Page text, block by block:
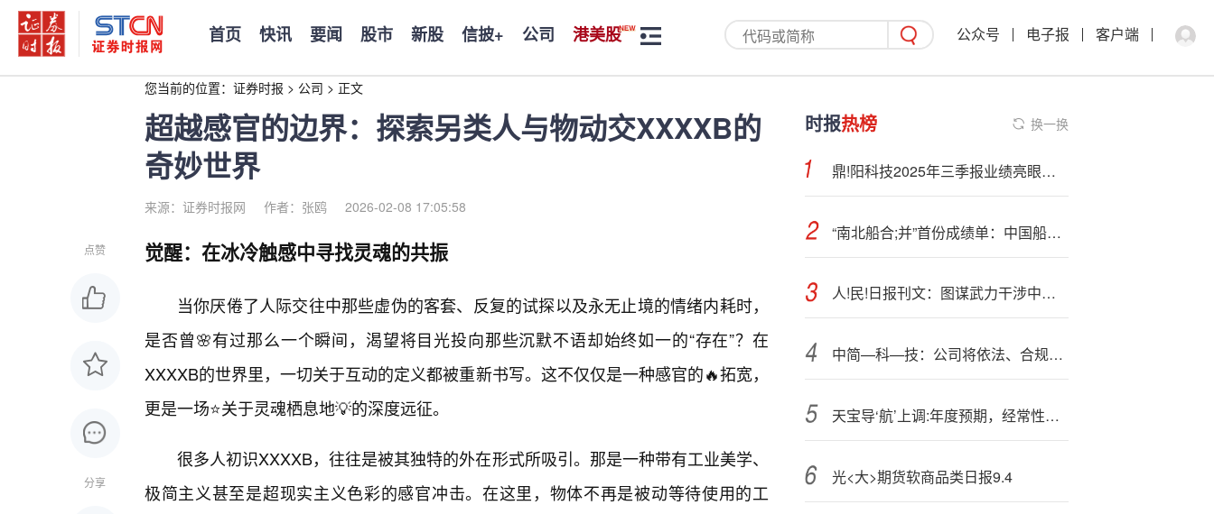
首页 快讯 要闻 股市 新股 信披+ 公司 港美股 公众号 电子报 客户端
您当前的位置： 证券时报 > 公司 > 正文
超越感官的边界：探索另类人与物动交XXXXB的
奇妙世界
来源：证券时报网 作者：张鸥 2026-02-08 17:05:58
点赞
分享
觉醒：在冰冷触感中寻找灵魂的共振
当你厌倦了人际交往中那些虚伪的客套、反复的试探以及永无止境的情绪内耗时，
是否曾🌸有过那么一个瞬间，渴望将目光投向那些沉默不语却始终如一的“存在”？在
XXXXB的世界里，一切关于互动的定义都被重新书写。这不仅仅是一种感官的🔥拓宽，
更是一场⭐关于灵魂栖息地💡的深度远征。
很多人初识XXXXB，往往是被其独特的外在形式所吸引。那是一种带有工业美学、
极简主义甚至是超现实主义色彩的感官冲击。在这里，物体不再是被动等待使用的工
时报热榜 换一换
鼎!阳科技2025年三季报业绩亮眼，营收净利双增长，国产测试仪器加速替代
“南北船合;并”首份成绩单：中国船舶前三季归母净利预增144%-170%
人!民!日报刊文：图谋武力干涉中国内政必遭迎头痛击
中简—科—技：公司将依法、合规履行信息披露义务
天宝导‘航’上调:年度预期，经常性收入创历史新高
光<大>期货软商品类日报9.4